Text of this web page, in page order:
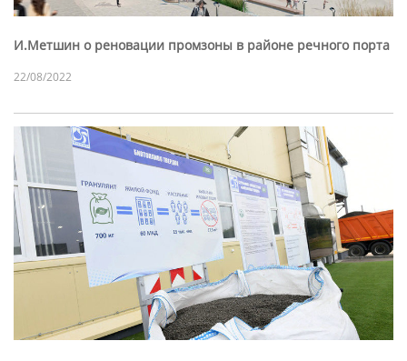
И.Метшин о реновации промзоны в районе речного порта
22/08/2022